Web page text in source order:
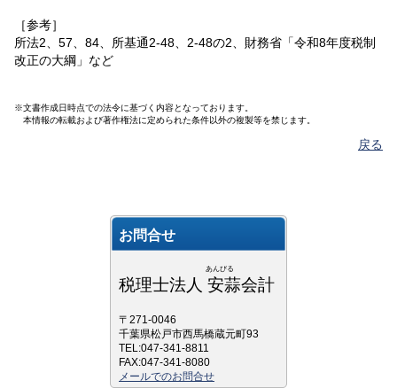
［参考］
所法2、57、84、所基通2-48、2-48の2、財務省「令和8年度税制
改正の大綱」など
※文書作成日時点での法令に基づく内容となっております。
本情報の転載および著作権法に定められた条件以外の複製等を禁じます。
戻る
お問合せ
あんびる
税理士法人 安蒜会計
〒271-0046
千葉県松戸市西馬橋蔵元町93
TEL:047-341-8811
FAX:047-341-8080
メールでのお問合せ